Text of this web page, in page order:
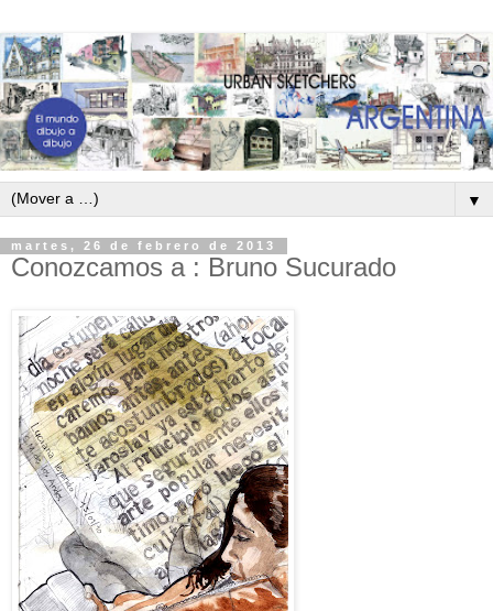
▼
martes, 26 de febrero de 2013
Conozcamos a : Bruno Sucurado